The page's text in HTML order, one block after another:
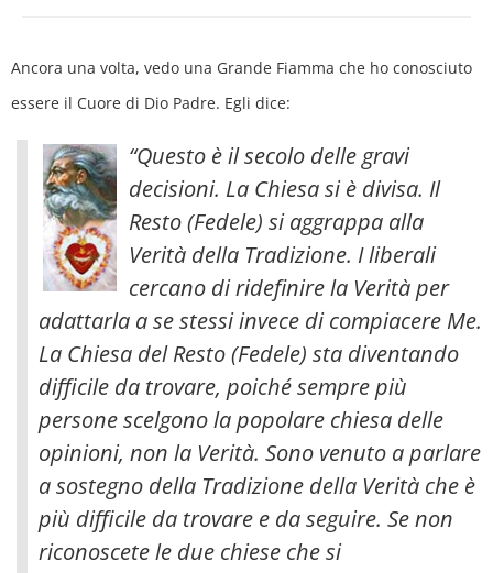
Ancora una volta, vedo una Grande Fiamma che ho conosciuto
essere il Cuore di Dio Padre. Egli dice:
“Questo è il secolo delle gravi
decisioni. La Chiesa si è divisa. Il
Resto (Fedele) si aggrappa alla
Verità della Tradizione. I liberali
cercano di ridefinire la Verità per
adattarla a se stessi invece di compiacere Me.
La Chiesa del Resto (Fedele) sta diventando
difficile da trovare, poiché sempre più
persone scelgono la popolare chiesa delle
opinioni, non la Verità. Sono venuto a parlare
a sostegno della Tradizione della Verità che è
più difficile da trovare e da seguire. Se non
riconoscete le due chiese che si